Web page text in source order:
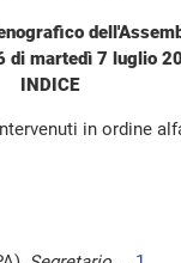
di martedì 7 luglio
INDICE
in ordine